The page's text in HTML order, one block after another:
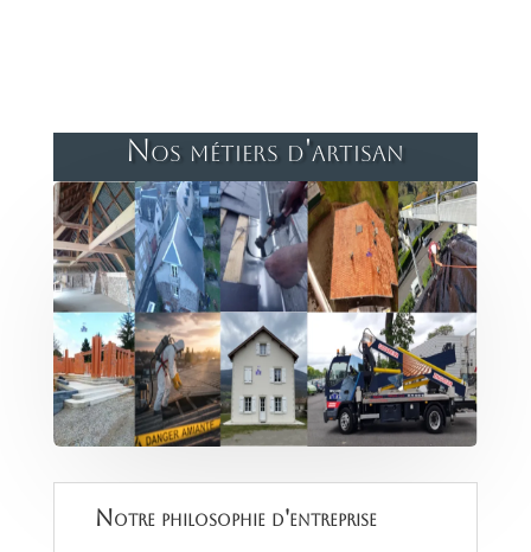
Nos métiers d'artisan
Notre philosophie d'entreprise